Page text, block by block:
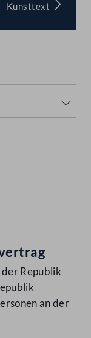
Kunsttext
Republik
an der